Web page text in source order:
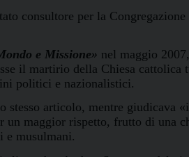
consultore per la
e Missione» nel maggio
il martirio della Chiesa cattolica
politici e nazionalistici.
stesso articolo, mentre giudicava
un maggior rispetto, frutto di una
e musulmani.